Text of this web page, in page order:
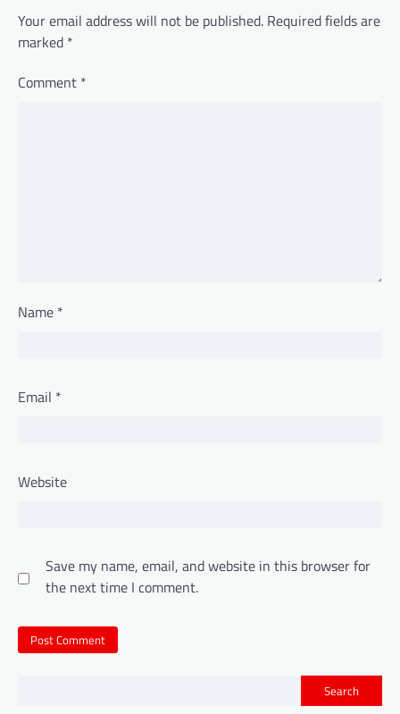
Your email address will not be published. Required fields are
marked *
Comment *
Name *
Email *
Website
Save my name, email, and website in this browser for
the next time I comment.
Search